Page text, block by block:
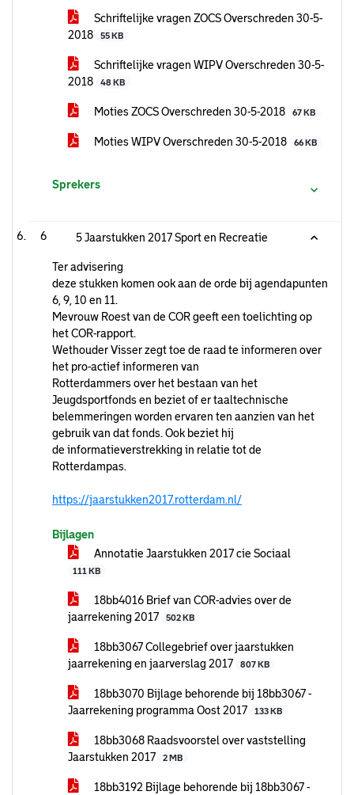
Schriftelijke vragen ZOCS Overschreden 30-5-
2018
55 KB
Schriftelijke vragen WIPV Overschreden 30-5-
2018
48 KB
Moties ZOCS Overschreden 30-5-2018 67 KB
Moties WIPV Overschreden 30-5-2018 66 KB
Sprekers
6 5 Jaarstukken 2017 Sport en Recreatie
Ter advisering
deze stukken komen ook aan de orde bij agendapunten
6, 9, 10 en 11.
Mevrouw Roest van de COR geeft een toelichting op
het COR-rapport.
Wethouder Visser zegt toe de raad te informeren over
het pro-actief informeren van
Rotterdammers over het bestaan van het
Jeugdsportfonds en beziet of er taaltechnische
belemmeringen worden ervaren ten aanzien van het
gebruik van dat fonds. Ook beziet hij
de informatieverstrekking in relatie tot de
Rotterdampas.
https://jaarstukken2017.rotterdam.nl/
Bijlagen
Annotatie Jaarstukken 2017 cie Sociaal
111 KB
18bb4016 Brief van COR-advies over de
jaarrekening 2017
502 KB
18bb3067 Collegebrief over jaarstukken
jaarrekening en jaarverslag 2017
807 KB
18bb3070 Bijlage behorende bij 18bb3067 -
Jaarrekening programma Oost 2017
133 KB
18bb3068 Raadsvoorstel over vaststelling
Jaarstukken 2017
2 MB
18bb3192 Bijlage behorende bij 18bb3067 -